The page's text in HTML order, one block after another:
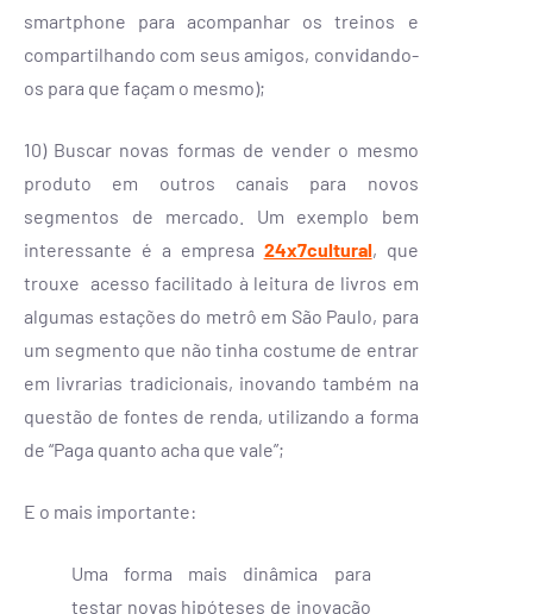
smartphone para acompanhar os treinos e
compartilhando com seus amigos, convidando-
os para que façam o mesmo);
10) Buscar novas formas de vender o mesmo
produto em outros canais para novos
segmentos de mercado. Um exemplo bem
interessante é a empresa 24x7cultural, que
trouxe acesso facilitado à leitura de livros em
algumas estações do metrô em São Paulo, para
um segmento que não tinha costume de entrar
em livrarias tradicionais, inovando também na
questão de fontes de renda, utilizando a forma
de “Paga quanto acha que vale”;
E o mais importante:
Uma forma mais dinâmica para
testar novas hipóteses de inovação